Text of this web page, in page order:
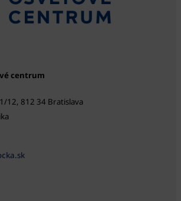
centrum
12, 812 34 Bratislava